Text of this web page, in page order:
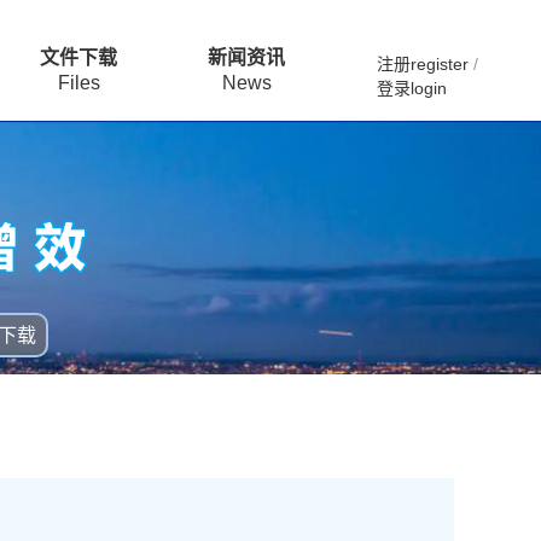
注册register /
登录login
文件下载
Files
新闻资讯
News
载